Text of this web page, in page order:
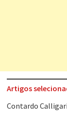
Artigos
Contardo